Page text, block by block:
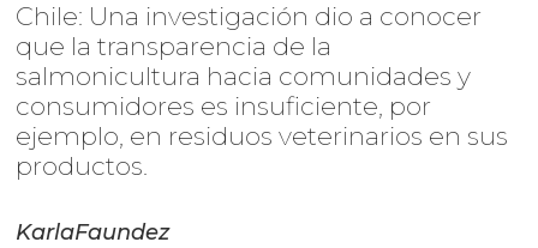
Chile: Una investigación dio a conocer
que la transparencia de la
salmonicultura hacia comunidades y
consumidores es insuficiente, por
ejemplo, en residuos veterinarios en sus
productos.
KarlaFaundez